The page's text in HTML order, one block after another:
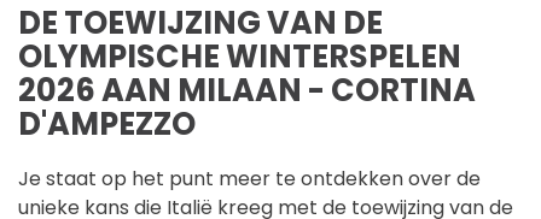
DE TOEWIJZING VAN DE
OLYMPISCHE WINTERSPELEN
2026 AAN MILAAN - CORTINA
D'AMPEZZO
Je staat op het punt meer te ontdekken over de
unieke kans die Italië kreeg met de toewijzing van de